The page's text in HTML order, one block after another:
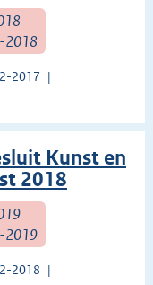
2018
2017
Kunst en
2018
2019
2018